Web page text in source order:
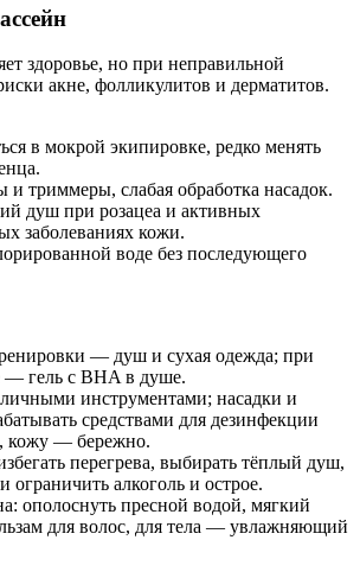
здоровье, но при неправильной
акне, фолликулитов и дерматитов.
в мокрой экипировке, редко менять
триммеры, слабая обработка насадок.
душ при розацеа и активных
заболеваниях кожи.
воде без последующего
— душ и сухая одежда; при
— гель с BHA в душе.
личными инструментами; насадки и
средствами для дезинфекции
кожу — бережно.
перегрева, выбирать тёплый душ,
ограничить алкоголь и острое.
ополоснуть пресной водой, мягкий
для волос, для тела — увлажняющий